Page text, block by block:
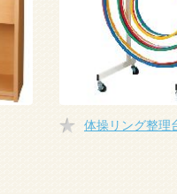
体操リング整理